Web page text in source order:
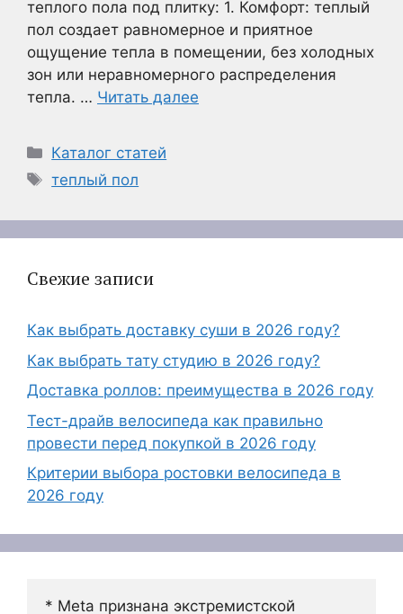
теплого пола под плитку: 1. Комфорт: теплый
пол создает равномерное и приятное
ощущение тепла в помещении, без холодных
зон или неравномерного распределения
тепла. … Читать далее
Рубрики
Каталог статей
Метки
теплый пол
Свежие записи
Как выбрать доставку суши в 2026 году?
Как выбрать тату студию в 2026 году?
Доставка роллов: преимущества в 2026 году
Тест-драйв велосипеда как правильно
провести перед покупкой в 2026 году
Критерии выбора ростовки велосипеда в
2026 году
* Meta признана экстремистской